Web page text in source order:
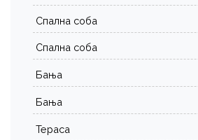
Спална соба
Спална соба
Бања
Бања
Тераса